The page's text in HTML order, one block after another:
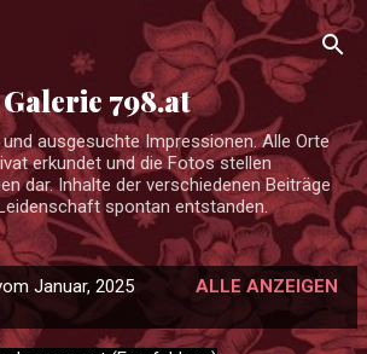
Direkt zum Hauptbereich
Galerie 798.at
ausgesuchte Impressionen. Alle Orte
erkundet und die Fotos stellen
dar. Inhalte der verschiedenen Beiträge
spontan entstanden.
Januar, 2025
ALLE ANZEIGEN